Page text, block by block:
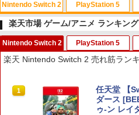
Nintendo Switch 2
1
スプラト
コード版
￥5,832
PlayStation 5
1
日本語専
ese only
￥55,000
1
Xbox プリ
タルコード
￥10,000
1
劇場版「鬼
窩座再来
￥3,964
楽天市場 ゲーム/アニメ ランキング
Nintendo Switch 2
楽天 Nintendo Switch 2 売れ筋ラン
1
任天堂 【
ダース
ゥ-ン レイ
PlayStation 5